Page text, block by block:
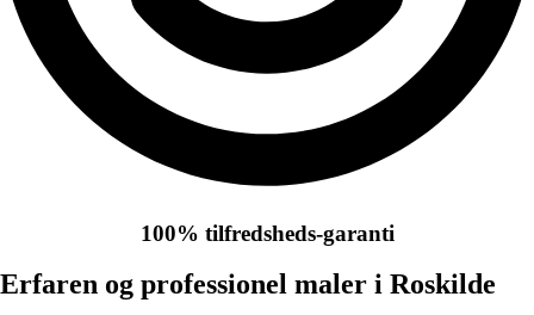
100% tilfredsheds-garanti
Erfaren og professionel maler i Roskilde